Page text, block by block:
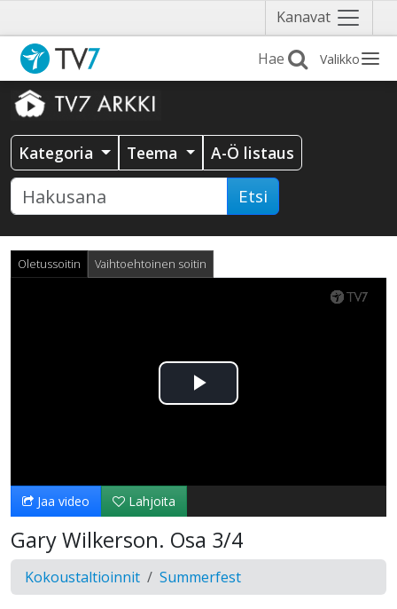
Kanavat Näytä
valikko
Valikko
Kategoria Teema A-Ö listaus
Etsi
Oletussoitin Vaihtoehtoinen soitin
Toista
Jaa video Lahjoita
Gary Wilkerson. Osa 3/4
Kokoustaltioinnit Summerfest